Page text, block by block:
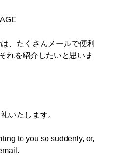
、たくさんメールで便利
れを紹介したいと思いま
いたします。
to you so suddenly, or,